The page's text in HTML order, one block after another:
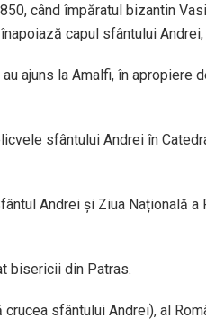
când împăratul bizantin
capul sfântului
ajuns la Amalfi, în apropiere
sfântului Andrei în
Andrei și Ziua Națională a
bisericii din Patras.
sfântului Andrei), al